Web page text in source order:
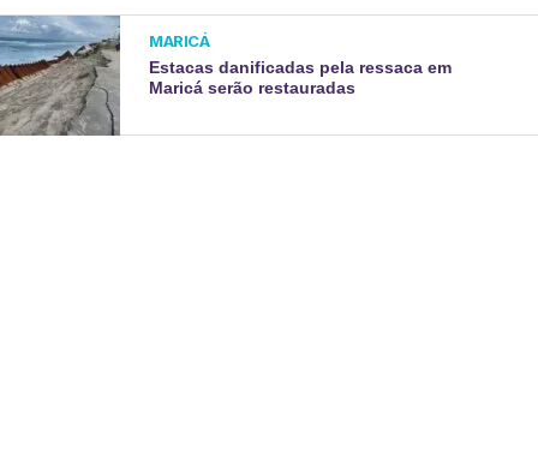
MARICÁ
Estacas danificadas pela ressaca em
Maricá serão restauradas